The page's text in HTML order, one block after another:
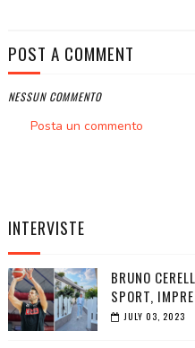
POST A COMMENT
NESSUN COMMENTO
Posta un commento
INTERVISTE
BRUNO
SPORT,
JULY 03, 2023